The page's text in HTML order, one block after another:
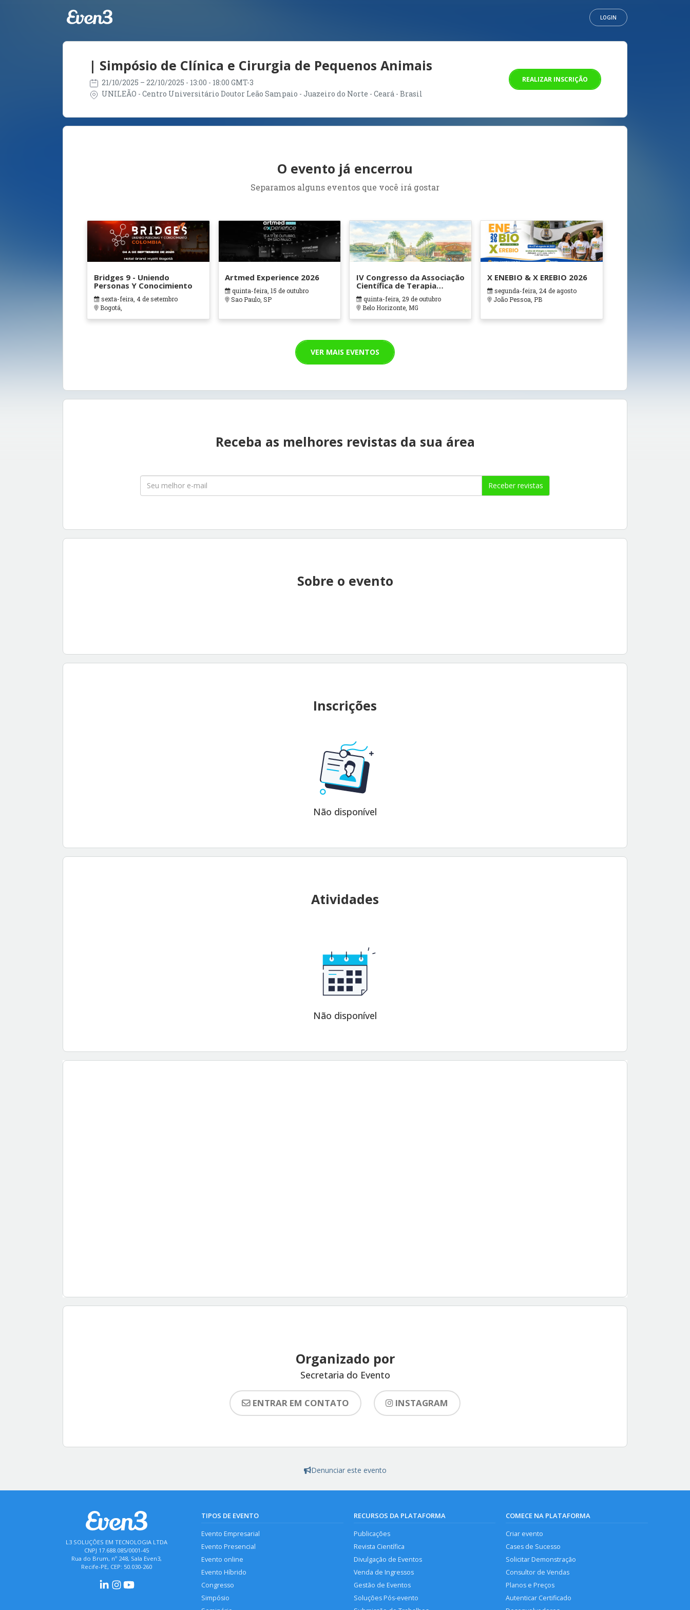
LOGIN
| Simpósio de Clínica e Cirurgia de Pequenos Animais
21/10/2025 – 22/10/2025 - 13:00 - 18:00 GMT-3
UNILEÃO - Centro Universitário Doutor Leão Sampaio - Juazeiro do Norte - Ceará - Brasil
REALIZAR INSCRIÇÃO
O evento já encerrou
Separamos alguns eventos que você irá gostar
Bridges 9 - Uniendo
Personas Y Conocimiento
sexta-feira, 4 de setembro
Bogotá,
Artmed Experience 2026
quinta-feira, 15 de outubro
Sao Paulo, SP
IV Congresso da Associação
Científica de Terapia
Ocupacional em Contextos
Hospitalares e Cuidados
Paliativos - ATOHOSP
quinta-feira, 29 de outubro
Belo Horizonte, MG
X ENEBIO & X EREBIO 2026
segunda-feira, 24 de agosto
João Pessoa, PB
VER MAIS EVENTOS
Receba as melhores revistas da sua área
Receber revistas
Sobre o evento
Inscrições
Não disponível
Atividades
Não disponível
Organizado por
Secretaria do Evento
ENTRAR EM CONTATO INSTAGRAM
Denunciar este evento
L3 SOLUÇÕES EM TECNOLOGIA LTDA
CNPJ 17.688.085/0001-45
Rua do Brum, nº 248, Sala Even3,
Recife-PE, CEP: 50.030-260
TIPOS DE EVENTO
Evento Empresarial
Evento Presencial
Evento online
Evento Híbrido
Congresso
Simpósio
RECURSOS DA PLATAFORMA
Publicações
Revista Científica
Divulgação de Eventos
Venda de Ingressos
Gestão de Eventos
Soluções Pós-evento
COMECE NA PLATAFORMA
Criar evento
Cases de Sucesso
Solicitar Demonstração
Consultor de Vendas
Planos e Preços
Autenticar Certificado